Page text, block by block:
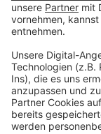
Die Seite für
Anzeige